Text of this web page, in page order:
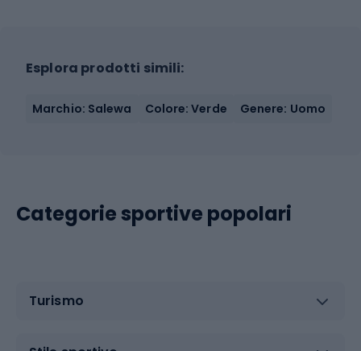
Esplora prodotti simili:
Marchio: Salewa Colore: Verde Genere: Uomo
Categorie sportive popolari
Turismo